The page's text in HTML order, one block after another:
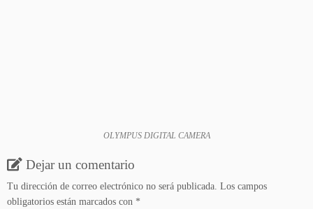
OLYMPUS DIGITAL CAMERA
Dejar un comentario
Tu dirección de correo electrónico no será publicada. Los campos
obligatorios están marcados con *